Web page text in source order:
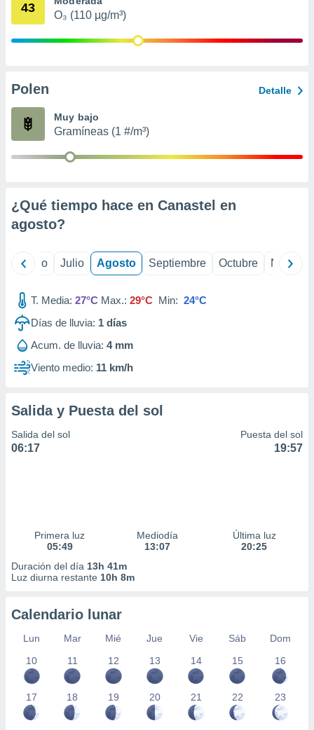
publicidad
de
1199
43
O₃ (110 µg/m³)
Polen Detalle
Muy bajo
Gramíneas (1 #/m³)
¿Qué tiempo hace en Canastel en
agosto?
Junio Julio Agosto Septiembre Octubre
T. Media: 27°C Max.: 29°C Min: 24°C
Días de lluvia: 1 días
Acum. de lluvia: 4 mm
Viento medio: 11 km/h
Salida y Puesta del sol
Salida del sol
06:17
Puesta del sol
19:57
Primera luz
05:49
Mediodía
13:07
Última luz
20:25
Duración del día 13h 41m
Luz diurna restante 10h 8m
Calendario lunar
Lun Mar Mié Jue Vie Sáb
Dom
10
11 12 13 14 15 16
17 18 19 20 21 22 23